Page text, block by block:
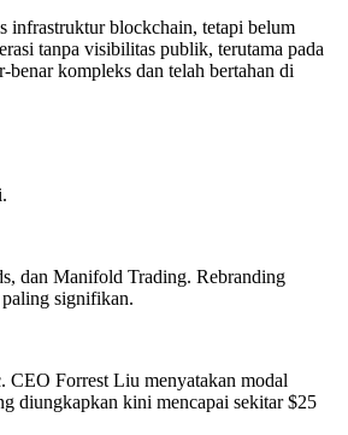
infrastruktur blockchain, tetapi belum
tanpa visibilitas publik, terutama pada
kompleks dan telah bertahan di
dan Manifold Trading. Rebranding
signifikan.
CEO Forrest Liu menyatakan modal
diungkapkan kini mencapai sekitar $25